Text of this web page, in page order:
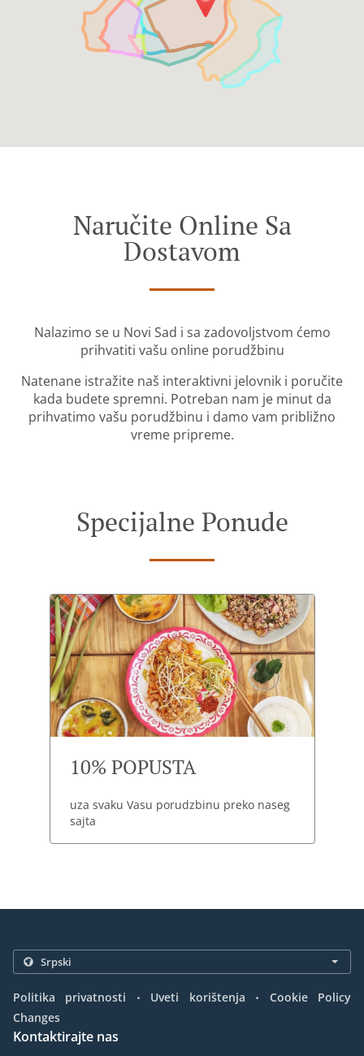
Naručite Online Sa
Dostavom
Nalazimo se u Novi Sad i sa zadovoljstvom ćemo
prihvatiti vašu online porudžbinu
Natenane istražite naš interaktivni jelovnik i poručite
kada budete spremni. Potreban nam je minut da
prihvatimo vašu porudžbinu i damo vam približno
vreme pripreme.
Specijalne Ponude
10% POPUSTA
uza svaku Vasu porudzbinu preko naseg
sajta
Politika privatnosti . Uveti korištenja .
Cookie Policy
Changes
Kontaktirajte nas